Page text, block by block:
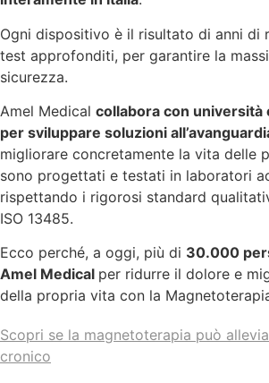
Ogni dispositivo è il risultato di anni di
test approfonditi, per garantire la
sicurezza.
Amel Medical collabora con università
per sviluppare soluzioni
migliorare concretamente la vita delle
sono progettati e testati in laboratori
rispettando i rigorosi standard
ISO 13485.
Ecco perché, a oggi, più di 30.000
Amel Medical per ridurre il dolore e
della propria vita con la
Scopri se la magnetoterapia può
cronico